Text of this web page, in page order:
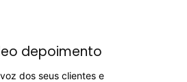
depoimento
dos seus clientes e